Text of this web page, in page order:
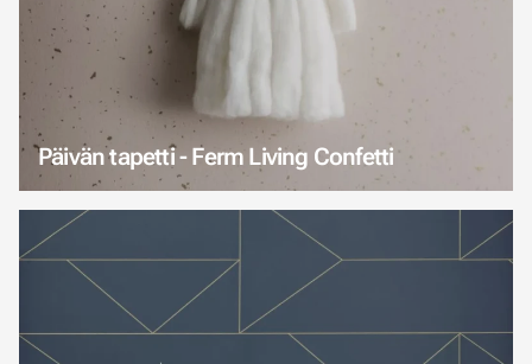
Päivän tapetti - Ferm Living Confetti